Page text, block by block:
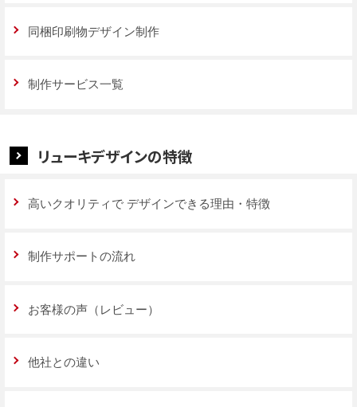
同梱印刷物デザイン制作
制作サービス一覧
リューキデザインの特徴
高いクオリティで デザインできる理由・特徴
制作サポートの流れ
お客様の声（レビュー）
他社との違い